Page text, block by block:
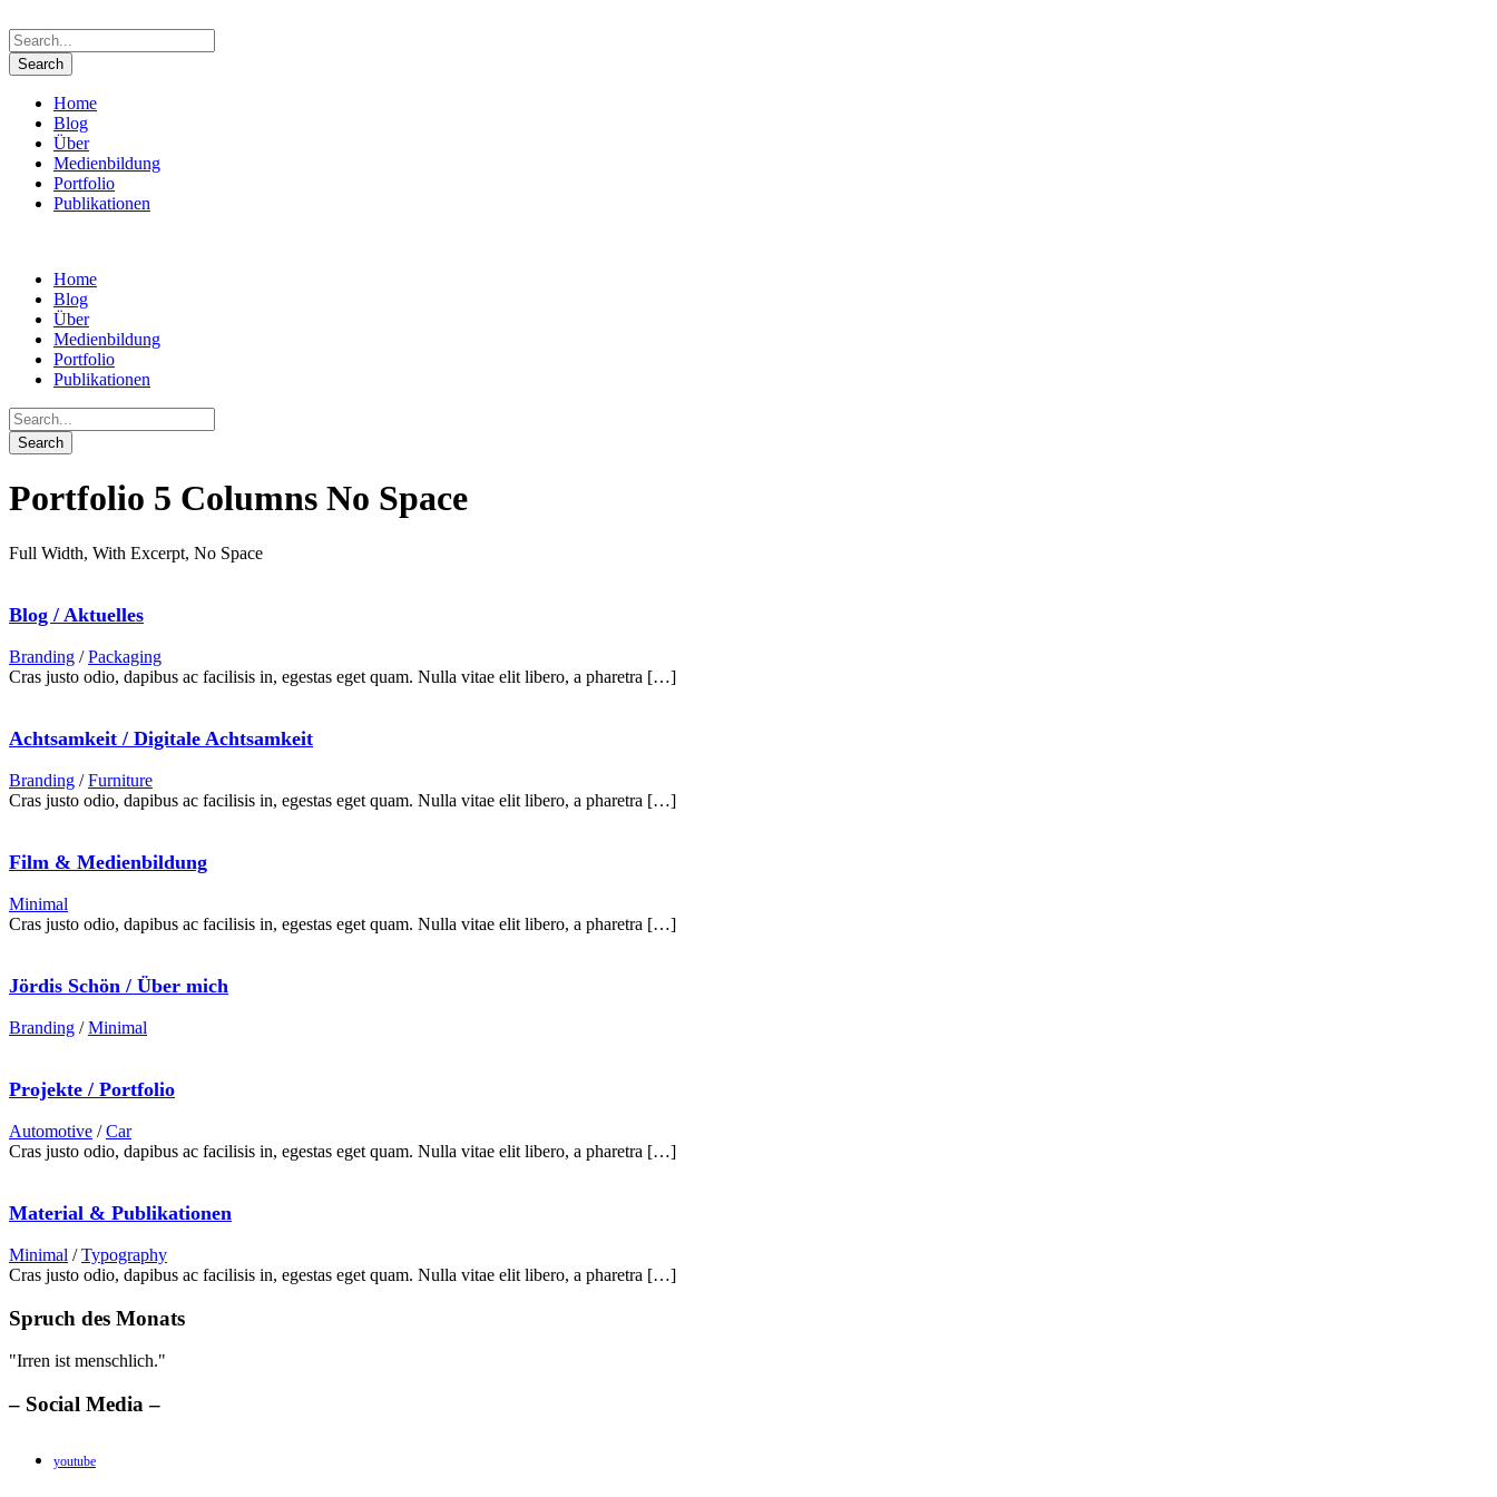
Home
Blog
Über
Medienbildung
Portfolio
Publikationen
Home
Blog
Über
Medienbildung
Portfolio
Publikationen
Portfolio 5 Columns No Space
Full Width, With Excerpt, No Space
Blog / Aktuelles
Branding / Packaging
Cras justo odio, dapibus ac facilisis in, egestas eget quam. Nulla vitae elit libero, a pharetra […]
Achtsamkeit / Digitale Achtsamkeit
Branding / Furniture
Cras justo odio, dapibus ac facilisis in, egestas eget quam. Nulla vitae elit libero, a pharetra […]
Film & Medienbildung
Minimal
Cras justo odio, dapibus ac facilisis in, egestas eget quam. Nulla vitae elit libero, a pharetra […]
Jördis Schön / Über mich
Branding / Minimal
Projekte / Portfolio
Automotive / Car
Cras justo odio, dapibus ac facilisis in, egestas eget quam. Nulla vitae elit libero, a pharetra […]
Material & Publikationen
Minimal / Typography
Cras justo odio, dapibus ac facilisis in, egestas eget quam. Nulla vitae elit libero, a pharetra […]
Spruch des Monats
"Irren ist menschlich."
– Social Media –
youtube